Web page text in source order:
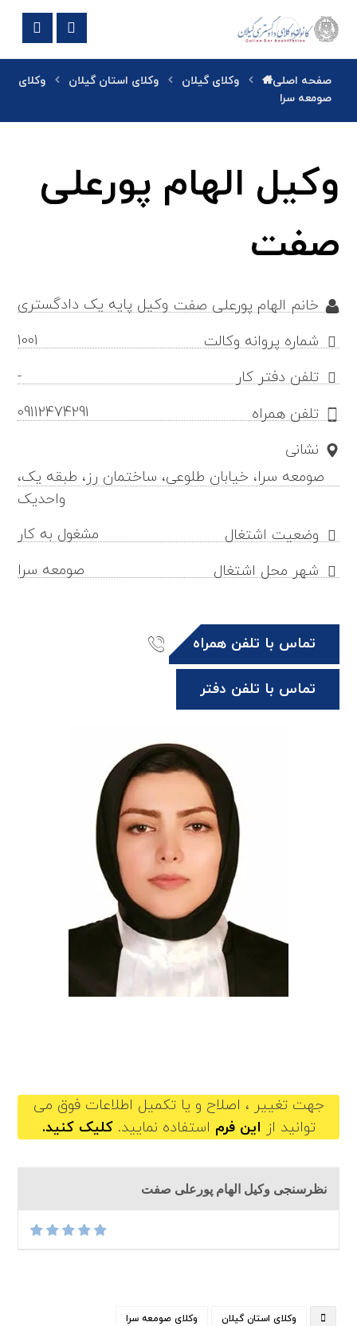
صفحه اصلی وکلای گیلان وکلای استان گیلان
وکلای
صومعه سرا
وکیل الهام پورعلی
صفت
خانم الهام پورعلی صفت وکیل پایه یک دادگستری
شماره پروانه وکالت
1001
تلفن دفتر کار
-
تلفن همراه
09112474291
نشانی
صومعه سرا، خیابان طلوعی، ساختمان رز، طبقه یک،
واحدیک
وضعیت اشتغال
مشغول به کار
شهر محل اشتغال
صومعه سرا
تماس با تلفن همراه
تماس با تلفن دفتر
جهت تغییر ، اصلاح و یا تکمیل اطلاعات فوق می
توانید از این فرم استفاده نمایید. کلیک کنید.
نظرسنجی وکیل الهام پورعلی صفت
وکلای استان گیلان وکلای صومعه سرا